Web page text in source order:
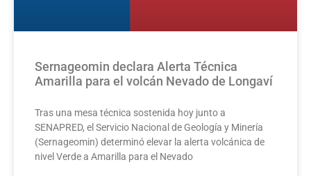
Sernageomin declara Alerta Técnica
Amarilla para el volcán Nevado de Longaví
Tras una mesa técnica sostenida hoy junto a
SENAPRED, el Servicio Nacional de Geología y Minería
(Sernageomin) determinó elevar la alerta volcánica de
nivel Verde a Amarilla para el Nevado